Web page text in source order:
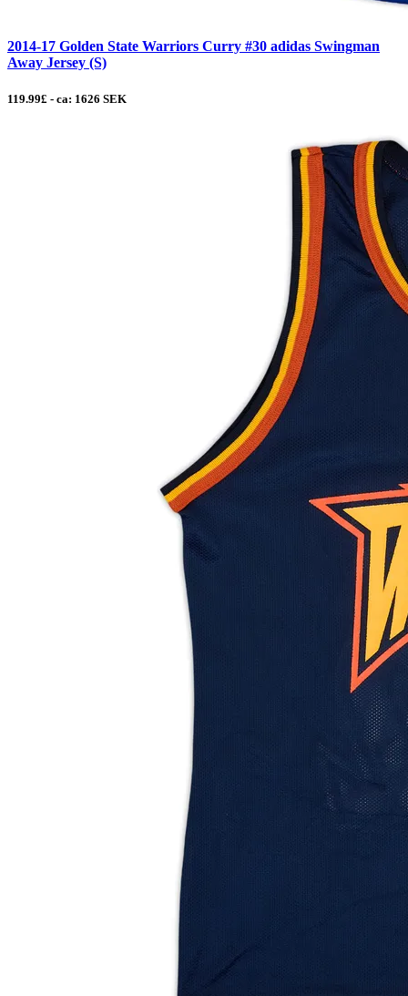
2014-17 Golden State Warriors Curry #30 adidas Swingman
Away Jersey (S)
119.99£ - ca: 1626 SEK